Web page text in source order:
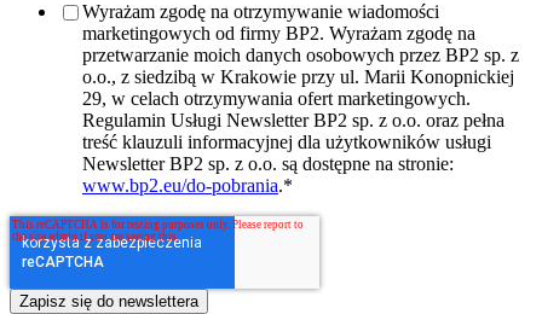
Wyrażam zgodę na otrzymywanie wiadomości
marketingowych od firmy BP2. Wyrażam zgodę na
przetwarzanie moich danych osobowych przez BP2 sp. z
o.o., z siedzibą w Krakowie przy ul. Marii Konopnickiej
29, w celach otrzymywania ofert marketingowych.
Regulamin Usługi Newsletter BP2 sp. z o.o. oraz pełna
treść klauzuli informacyjnej dla użytkowników usługi
Newsletter BP2 sp. z o.o. są dostępne na stronie:
www.bp2.eu/do-pobrania.*